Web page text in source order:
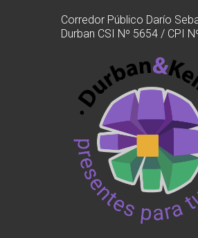
Corredor Público Darío
Durban CSI Nº 5654 / CPI